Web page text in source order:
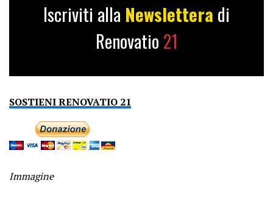
Iscriviti alla Newslettera di
Renovatio 21
SOSTIENI RENOVATIO 21
Immagine